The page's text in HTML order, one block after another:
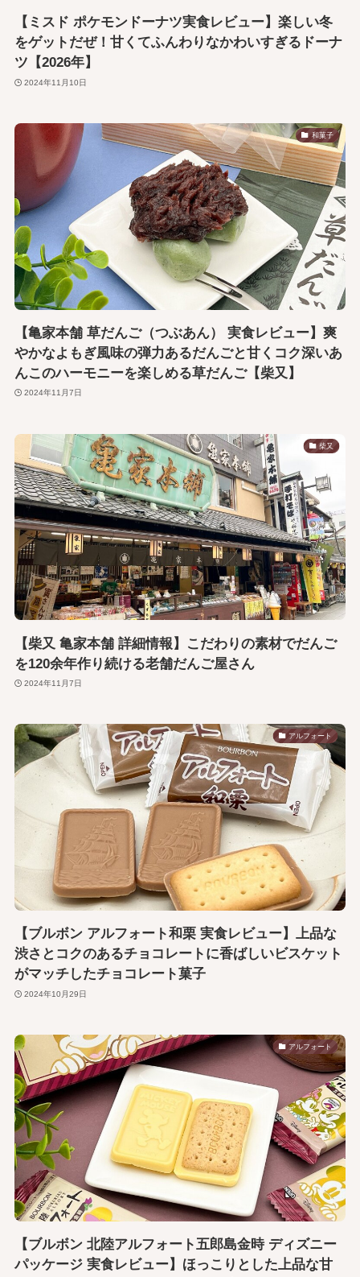
【ミスド ポケモンドーナツ実食レビュー】楽しい冬
をゲットだぜ！甘くてふんわりなかわいすぎるドーナ
ツ【2026年】
2024年11月10日
和菓子
【亀家本舗 草だんご（つぶあん） 実食レビュー】爽
やかなよもぎ風味の弾力あるだんごと甘くコク深いあ
んこのハーモニーを楽しめる草だんご【柴又】
2024年11月7日
柴又
【柴又 亀家本舗 詳細情報】こだわりの素材でだんご
を120余年作り続ける老舗だんご屋さん
2024年11月7日
アルフォート
【ブルボン アルフォート和栗 実食レビュー】上品な
渋さとコクのあるチョコレートに香ばしいビスケット
がマッチしたチョコレート菓子
2024年10月29日
アルフォート
【ブルボン 北陸アルフォート五郎島金時 ディズニー
パッケージ 実食レビュー】ほっこりとした上品な甘